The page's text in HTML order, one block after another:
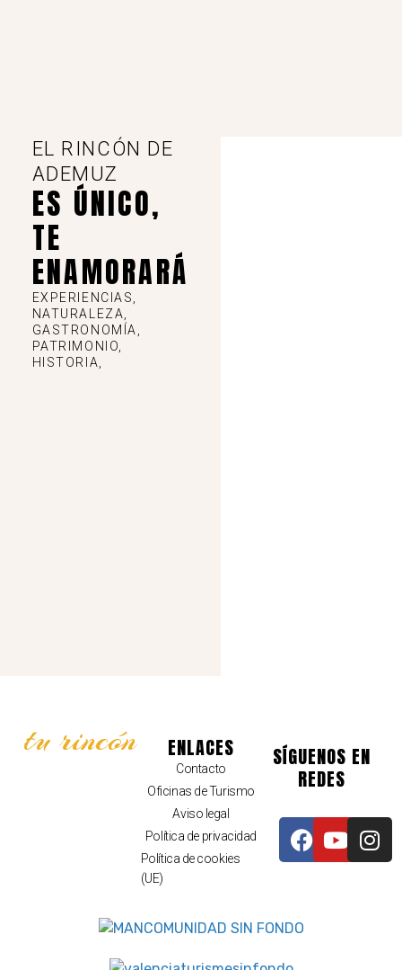
EL RINCÓN DE
ADEMUZ
ES ÚNICO,
TE
ENAMORARÁ
EXPERIENCIAS,
NATURALEZA,
GASTRONOMÍA,
PATRIMONIO,
HISTORIA,
tu rincón ENLACES
Contacto
Oficinas de Turismo
Aviso legal
Política de privacidad
Política de cookies
(UE)
SÍGUENOS EN
REDES